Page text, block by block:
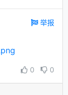
举报
0 0